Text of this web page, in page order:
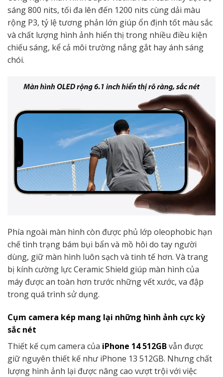
sáng 800 nits, tối đa lên đến 1200 nits cùng dải màu
rộng P3, tỷ lệ tương phản lớn giúp ổn định tốt màu sắc
và chất lượng hình ảnh hiển thị trong nhiều điều kiện
chiếu sáng, kể cả môi trường nắng gắt hay ánh sáng
chói.
Phía ngoài màn hình còn được phủ lớp oleophobic hạn
chế tình trạng bám bụi bẩn và mồ hôi do tay người
dùng, giữ màn hình luôn sạch và tinh tế hơn. Và trang
bị kính cường lực Ceramic Shield giúp màn hình của
máy được an toàn hơn trước những vết xước, va đập
trong quá trình sử dụng.
Cụm camera kép mang lại những hình ảnh cực kỳ
sắc nét
Thiết kế cụm camera của iPhone 14 512GBvẫn được
giữ nguyên thiết kế như iPhone 13 512GB. Nhưng chất
lượng hình ảnh lại được nâng cao vượt trội với việc